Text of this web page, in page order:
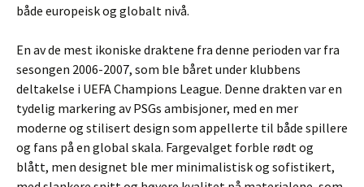
både europeisk og globalt nivå.
En av de mest ikoniske draktene fra denne perioden var fra
sesongen 2006-2007, som ble båret under klubbens
deltakelse i UEFA Champions League. Denne drakten var en
tydelig markering av PSGs ambisjoner, med en mer
moderne og stilisert design som appellerte til både spillere
og fans på en global skala. Fargevalget forble rødt og
blått, men designet ble mer minimalistisk og sofistikert,